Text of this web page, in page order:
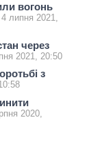
вогонь
4 липня 2021,
через
2021, 20:50
з
2020,